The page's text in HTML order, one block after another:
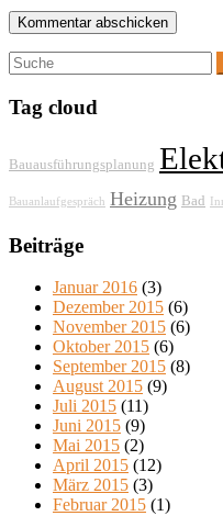
Tag cloud
Bauausführungsplanung
Bauanlaufgespräch Heizung Bad
Beiträge
Januar 2016 (3)
Dezember 2015 (6)
November 2015 (6)
Oktober 2015 (6)
September 2015 (8)
August 2015 (9)
Juli 2015 (11)
Juni 2015 (9)
Mai 2015 (2)
April 2015 (12)
März 2015 (3)
Februar 2015 (1)